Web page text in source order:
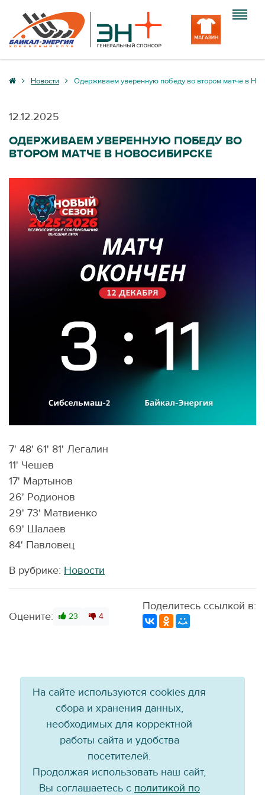
Клуб
Медиа
Новости Одерживаем уверенную победу во втором матче в
12.12.2025
ОДЕРЖИВАЕМ УВЕРЕННУЮ ПОБЕДУ ВО
ВТОРОМ МАТЧЕ В НОВОСИБИРСКЕ
7' 48' 61' 81' Легалин
11' Чешев
17' Мартынов
26' Родионов
29' 73' Матвиенко
69' Шалаев
84' Павловец
В рубрике: Новости
Оцените: 23 4
Поделитесь ссылкой в:
На сайте используются cookies для
сбора и хранения данных,
необходимых для корректной
работы сайта и удобства
посетителей.
Продолжая использовать наш сайт,
Вы соглашаетесь с политикой по